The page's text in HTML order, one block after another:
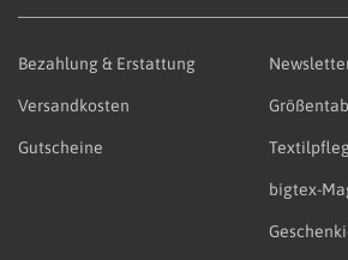
Bezahlung & Erstattung
Versandkosten
Gutscheine
bigtex-